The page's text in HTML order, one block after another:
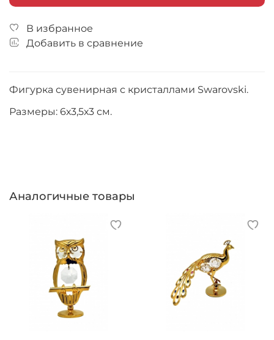
В избранное
Добавить в сравнение
Фигурка сувенирная с кристаллами Swarovski.
Размеры: 6х3,5х3 см.
Аналогичные товары